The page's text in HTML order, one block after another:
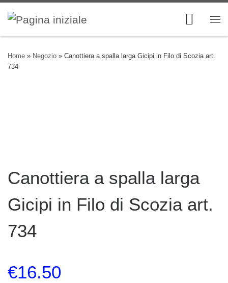
Skip to content
Home » Negozio » Canottiera a spalla larga Gicipi in Filo di Scozia art.
734
Canottiera a spalla larga
Gicipi in Filo di Scozia art.
734
€16.50